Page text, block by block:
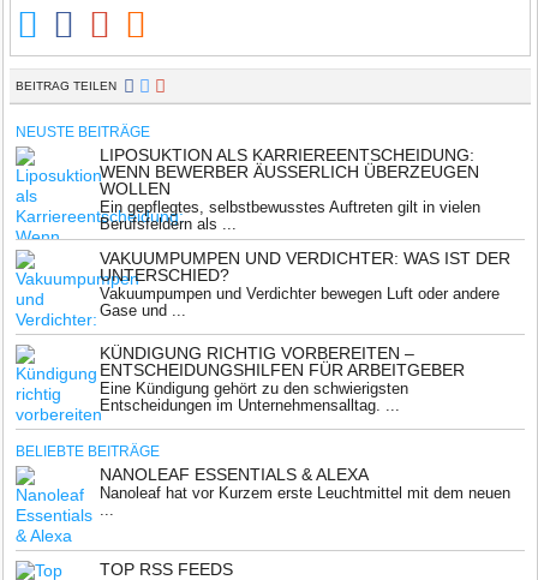
BEITRAG TEILEN
NEUSTE BEITRÄGE
LIPOSUKTION ALS KARRIEREENTSCHEIDUNG:
WENN BEWERBER ÄUSSERLICH ÜBERZEUGEN W
OLLEN
Ein gepflegtes, selbstbewusstes Auftreten gilt in vielen
Berufsfeldern als ...
VAKUUMPUMPEN UND VERDICHTER: WAS IST DER
UNTERSCHIED?
Vakuumpumpen und Verdichter bewegen Luft oder andere
Gase und ...
KÜNDIGUNG RICHTIG VORBEREITEN –
ENTSCHEIDUNGSHILFEN FÜR ARBEITGEBER
Eine Kündigung gehört zu den schwierigsten
Entscheidungen im Unternehmensalltag. ...
BELIEBTE BEITRÄGE
NANOLEAF ESSENTIALS & ALEXA
Nanoleaf hat vor Kurzem erste Leuchtmittel mit dem neuen
...
TOP RSS FEEDS